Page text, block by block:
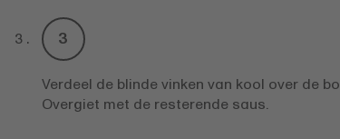
Verdeel de blinde vinken van kool over de
Overgiet met de resterende saus.